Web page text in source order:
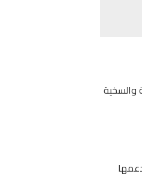
والسخية